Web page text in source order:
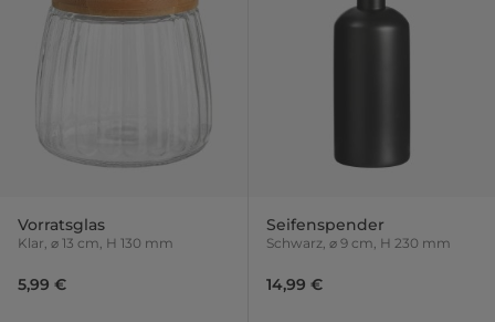
Vorratsglas
Klar, ⌀ 13 cm, H 130 mm
5,99 €
Seifenspender
Schwarz, ⌀ 9 cm, H 230 mm
14,99 €